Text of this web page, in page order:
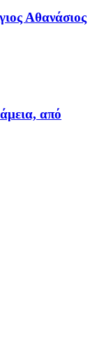
Αθανάσιος
από